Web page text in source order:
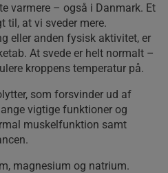
varmere – også i Danmark. Et
til, at vi sveder mere.
eller anden fysisk aktivitet, er
At svede er helt normalt –
kroppens temperatur på.
som forsvinder ud af
vigtige funktioner og
muskelfunktion samt
magnesium og natrium.